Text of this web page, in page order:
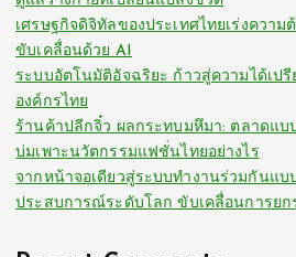
เศรษฐกิจดิจิทัลของประเทศไทยเร่งควา
ขับเคลื่อนด้วย AI
ระบบอัตโนมัติอัจฉริยะ ก้าวสู่ความได้เป
องค์กรไทย
ร้านค้าปลีกจิ๋ว ผลกระทบมหึมา: ตลาดแบ
บ่มเพาะนวัตกรรมแฟชั่นไทยอย่างไร
จากหน้าจอเดียวสู่ระบบทำงานร่วมกันแบ
ประสบการณ์ระดับโลก ขับเคลื่อนการยก